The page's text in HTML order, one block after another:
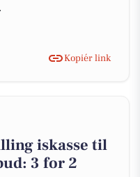
Kopiér link
iskasse til
3 for 2